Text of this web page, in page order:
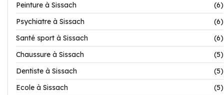
Peinture à Sissach
(6)
Psychiatre à Sissach
(6)
Santé sport à Sissach
(6)
Chaussure à Sissach
(5)
Dentiste à Sissach
(5)
Ecole à Sissach
(5)